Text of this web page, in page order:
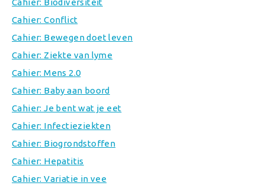
Cahier: Biodiversiteit
Cahier: Conflict
Cahier: Bewegen doet leven
Cahier: Ziekte van lyme
Cahier: Mens 2.0
Cahier: Baby aan boord
Cahier: Je bent wat je eet
Cahier: Infectieziekten
Cahier: Biogrondstoffen
Cahier: Hepatitis
Cahier: Variatie in vee